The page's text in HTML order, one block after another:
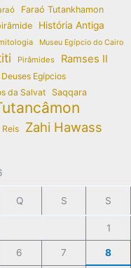
Faraó Tutankhamon
História Antiga
Museu Egípcio do Cairo
Pirâmides Ramses II
Egípcios
da Salvat
Saqqara
Zahi Hawass
Q S S
1
6 7 8